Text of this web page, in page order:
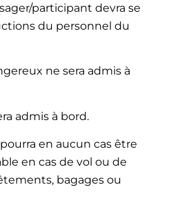
participant devra se
du personnel du
ne sera admis à
admis à bord.
en aucun cas être
en cas de vol ou de
bagages ou